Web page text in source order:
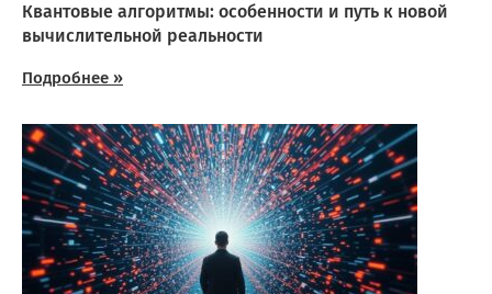
Квантовые алгоритмы: особенности и путь к новой
вычислительной реальности
Подробнее »